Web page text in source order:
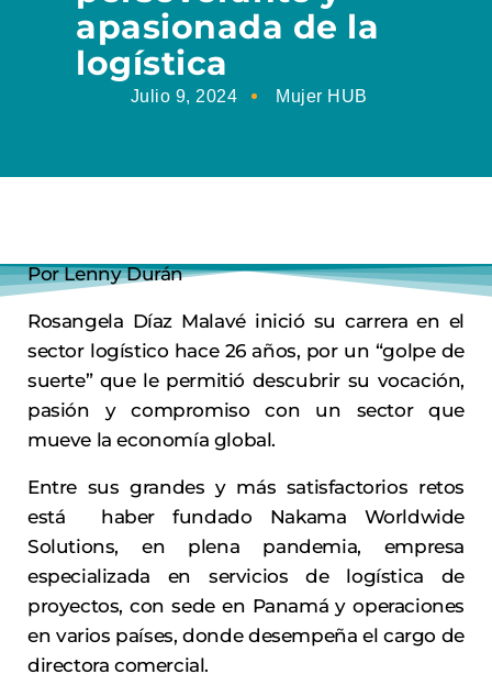
apasionada de la
logística
Julio 9, 2024 Mujer HUB
Por Lenny Durán
Rosangela Díaz Malavé inició su carrera en el
sector logístico hace 26 años, por un “golpe de
suerte” que le permitió descubrir su vocación,
pasión y compromiso con un sector que
mueve la economía global.
Entre sus grandes y más satisfactorios retos
está haber fundado Nakama Worldwide
Solutions, en plena pandemia, empresa
especializada en servicios de logística de
proyectos, con sede en Panamá y operaciones
en varios países, donde desempeña el cargo de
directora comercial.